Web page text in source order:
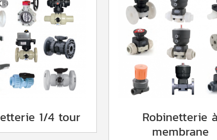
1/4 tour
Robinetterie
membrane